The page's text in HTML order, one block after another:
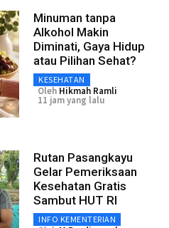
Minuman tanpa
Alkohol Makin
Diminati, Gaya Hidup
atau Pilihan Sehat?
KESEHATAN
Oleh Hikmah Ramli
11 jam yang lalu
Rutan Pasangkayu
Gelar Pemeriksaan
Kesehatan Gratis
Sambut HUT RI
INFO KEMENTERIAN